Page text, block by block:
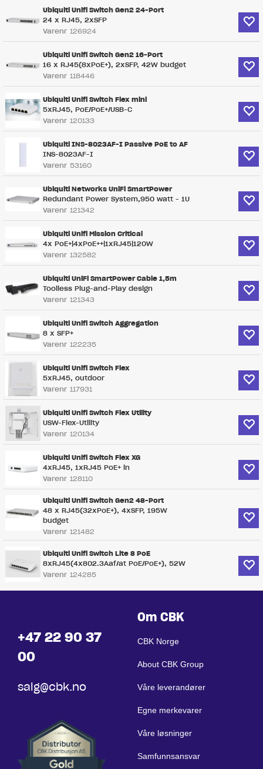
Ubiquiti Unifi Switch Gen2 24-Port
24 x RJ45, 2xSFP
Varenr 126924
Ubiquiti Unifi Switch Gen2 16-Port
16 x RJ45(8xPoE+), 2xSFP, 42W budget
Varenr 118446
Ubiquiti Unifi Switch Flex mini
5xRJ45, PoE/PoE+/USB-C
Varenr 120133
Ubiquiti INS-8023AF-I Passive PoE to AF
INS-8023AF-I
Varenr 53160
Ubiquiti Networks UniFi SmartPower
Redundant Power System,950 watt - 1U
Varenr 121342
Ubiquiti Unifi Mission Critical
4x PoE+|4xPoE++|1xRJ45|120W
Varenr 132582
Ubiquiti UniFi SmartPower Cable 1,5m
Toolless Plug-and-Play design
Varenr 121343
Ubiquiti Unifi Switch Aggregation
8 x SFP+
Varenr 122235
Ubiquiti Unifi Switch Flex
5xRJ45, outdoor
Varenr 117931
Ubiquiti Unifi Switch Flex Utility
USW-Flex-Utility
Varenr 120134
Ubiquiti Unifi Switch Flex XG
4xRJ45, 1xRJ45 PoE+ in
Varenr 128110
Ubiquiti Unifi Switch Gen2 48-Port
48 x RJ45(32xPoE+), 4xSFP, 195W
budget
Varenr 121482
Ubiquiti Unifi Switch Lite 8 PoE
8xRJ45(4x802.3Aaf/at PoE/PoE+), 52W
Varenr 124285
+47 22 90 37
00
salg@cbk.no
Om CBK
CBK Norge
About CBK Group
Våre leverandører
Egne merkevarer
Våre løsninger
Samfunnsansvar